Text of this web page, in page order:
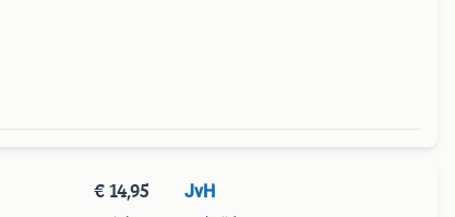
€ 14,95 JvH